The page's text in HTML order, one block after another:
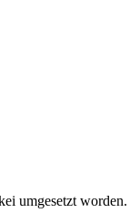
umgesetzt worden.